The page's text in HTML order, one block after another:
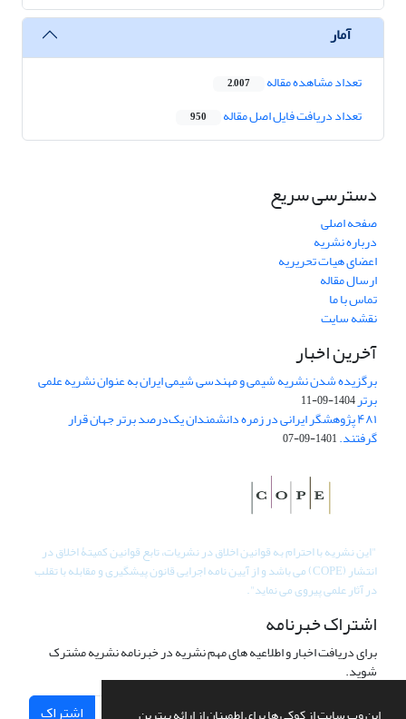
آمار
تعداد مشاهده مقاله 2,007
تعداد دریافت فایل اصل مقاله 950
دسترسی سریع
صفحه اصلی
درباره نشریه
اعضای هیات تحریریه
ارسال مقاله
تماس با ما
نقشه سایت
آخرین اخبار
برگزیده شدن نشریه شیمی و مهندسی شیمی ایران به عنوان نشریه علمی
برتر1404-09-11
۴۸۱ پژوهشگر ایرانی در زمره دانشمندان یک‌درصد برتر جهان قرار
گرفتند.1401-09-07
"این نشریه با احترام به قوانین اخلاق در نشریات، تابع قوانین کمیتۀ اخلاق در
انتشار (COPE) می باشد و از آیین نامه اجرایی قانون پیشگیری و مقابله با تقلب
در آثار علمی پیروی می نماید".
اشتراک خبرنامه
برای دریافت اخبار و اطلاعیه های مهم نشریه در خبرنامه نشریه مشترک
شوید.
اشتراک